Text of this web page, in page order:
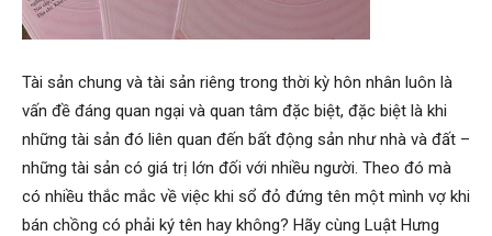
Tài sản chung và tài sản riêng trong thời kỳ hôn nhân luôn là
vấn đề đáng quan ngại và quan tâm đặc biệt, đặc biệt là khi
những tài sản đó liên quan đến bất động sản như nhà và đất –
những tài sản có giá trị lớn đối với nhiều người. Theo đó mà
có nhiều thắc mắc về việc khi sổ đỏ đứng tên một mình vợ khi
bán chồng có phải ký tên hay không? Hãy cùng Luật Hưng